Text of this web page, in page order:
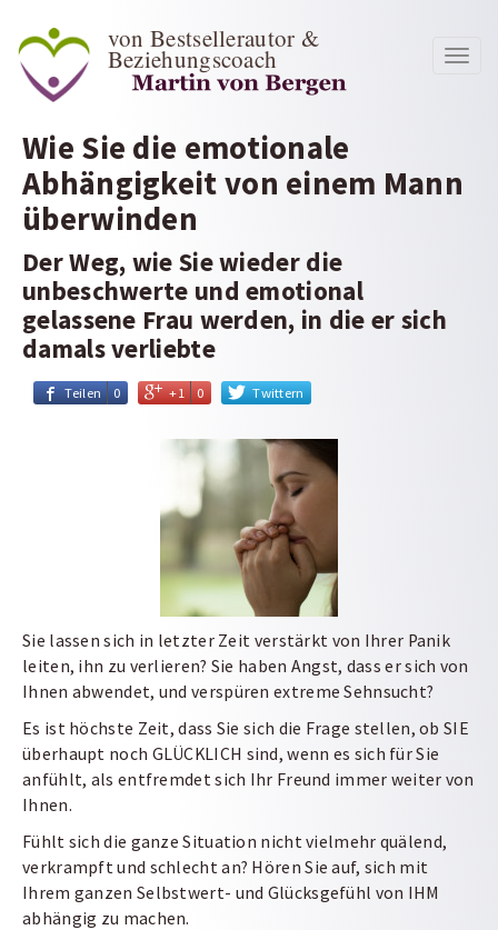
von Bestsellerautor &
Beziehungscoach
Wie Sie die emotionale
Abhängigkeit von einem Mann
überwinden
Der Weg, wie Sie wieder die
unbeschwerte und emotional
gelassene Frau werden, in die er sich
damals verliebte
Teilen 0 +1 0 Twittern
Sie lassen sich in letzter Zeit verstärkt von Ihrer Panik
leiten, ihn zu verlieren? Sie haben Angst, dass er sich von
Ihnen abwendet, und verspüren extreme Sehnsucht?
Es ist höchste Zeit, dass Sie sich die Frage stellen, ob SIE
überhaupt noch GLÜCKLICH sind, wenn es sich für Sie
anfühlt, als entfremdet sich Ihr Freund immer weiter von
Ihnen.
Fühlt sich die ganze Situation nicht vielmehr quälend,
verkrampft und schlecht an? Hören Sie auf, sich mit
Ihrem ganzen Selbstwert- und Glücksgefühl von IHM
abhängig zu machen.